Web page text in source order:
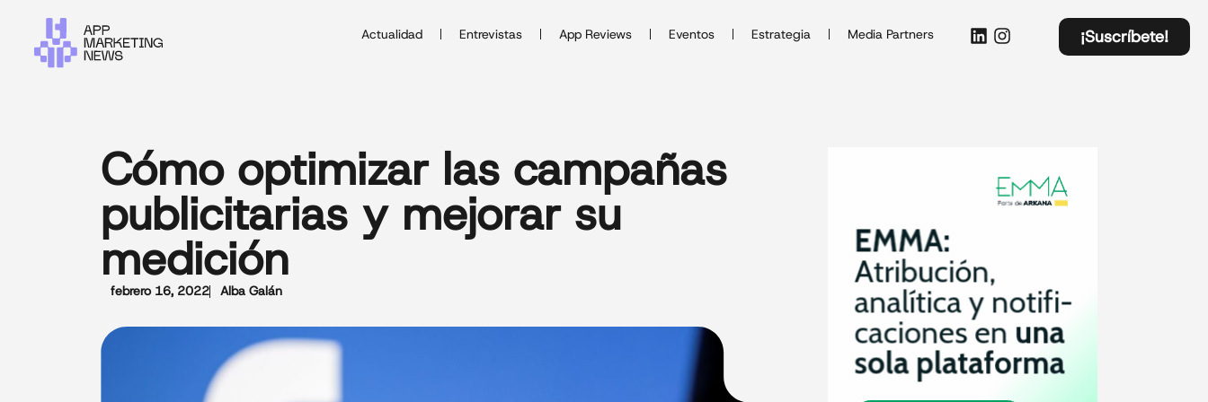
Actualidad Entrevistas App Reviews Eventos Estrategia Media Partners ¡Suscríbete!
Cómo optimizar las campañas
publicitarias y mejorar su
medición
febrero 16, 2022 Alba Galán